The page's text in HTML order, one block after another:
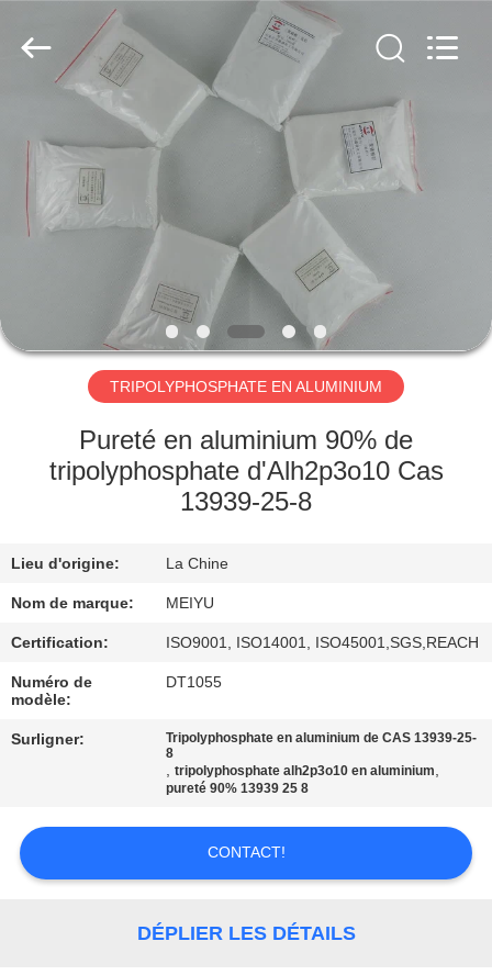
LA
MAISON
PRODUITS
VIDÉOS
PROPOS
VISITE
DE
L'USINE
CONTRÔLE
DE
QUALITÉ
NOUS
CONTACTER
Rights
Developed
TRIPOLYPHOSPHATE EN ALUMINIUM
Pureté en aluminium 90% de
tripolyphosphate d'Alh2p3o10 Cas
13939-25-8
Lieu d'origine: La Chine
Nom de marque: MEIYU
Certification: ISO9001, ISO14001, ISO45001,SGS,REACH
Numéro de
modèle:
DT1055
Surligner:
Tripolyphosphate en aluminium de CAS 13939-25-
8
,tripolyphosphate alh2p3o10 en aluminium,
pureté 90% 13939 25 8
CONTACT!
DÉPLIER LES DÉTAILS